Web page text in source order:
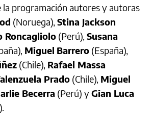
programación autores y autoras
(Noruega), Stina Jackson
Roncagliolo (Perú), Susana
Miguel Barrero (España),
(Chile), Rafael Massa
Prado (Chile), Miguel
Becerra (Perú) yGian Luca